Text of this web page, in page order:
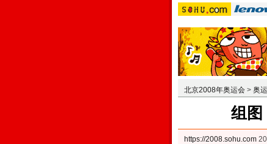
北京2008年奥运会 > 奥
组图
https://2008.sohu.com